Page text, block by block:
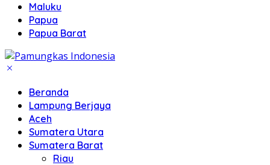
Maluku
Papua
Papua Barat
Beranda
Lampung Berjaya
Aceh
Sumatera Utara
Sumatera Barat
Riau